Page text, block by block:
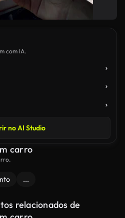
com IA.
no AI Studio
carro
...
relacionados de